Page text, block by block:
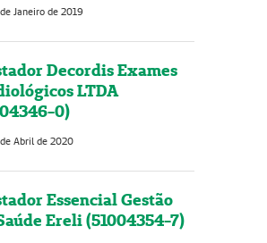
Janeiro de 2019
Decordis Exames
LTDA
0)
Abril de 2020
Essencial Gestão
Ereli (51004354-7)